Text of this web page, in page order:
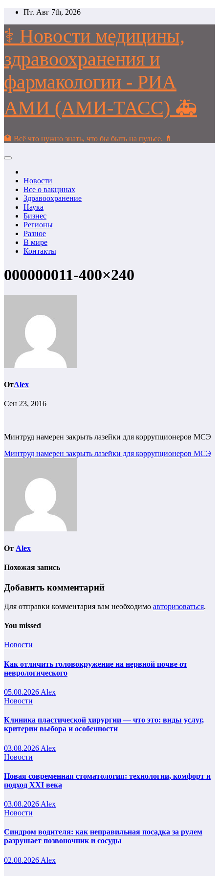
Перейти
содержимому
Пт. Авг 7th, 2026
⚕️ Новости медицины,
здравоохранения и
фармакологии - РИА
АМИ (АМИ-ТАСС) 🚑
🏥 Всё что нужно знать, что бы быть на пульсе. 💊
Новости
Все о вакцинах
Здравоохранение
Наука
Бизнес
Регионы
Разное
В мире
Контакты
000000011-400×240
ОтAlex
Сен 23, 2016
Минтруд намерен закрыть лазейки для коррупционеров МСЭ
Навигация
записям
Минтруд намерен закрыть лазейки для коррупционеров МСЭ
От Alex
Похожая запись
Добавить комментарий
Для отправки комментария вам необходимо авторизоваться.
You missed
Новости
Как отличить головокружение на нервной почве от
неврологического
05.08.2026 Alex
Новости
Клиника пластической хирургии — что это: виды услуг,
критерии выбора и особенности
03.08.2026 Alex
Новости
Новая современная стоматология: технологии, комфорт и
подход XXI века
03.08.2026 Alex
Новости
Синдром водителя: как неправильная посадка за рулем
разрушает позвоночник и сосуды
02.08.2026 Alex